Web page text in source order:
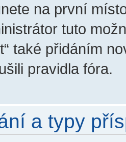
na první
tuto
také přidáním
pravidla fóra.
a typy